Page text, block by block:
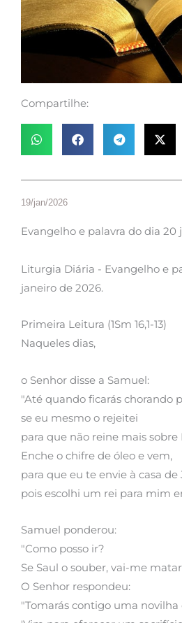
Compartilhe:
19/jan/2026
Evangelho e palavra do dia 20
Liturgia Diária - Evangelho e
janeiro de 2026.
Primeira Leitura (1Sm 16,1-13)
Naqueles dias,
o Senhor disse a Samuel:
"Até quando ficarás chorando
se eu mesmo o rejeitei
para que não reine mais sobre
Enche o chifre de óleo e vem,
para que eu te envie à casa de
pois escolhi um rei para mim
Samuel ponderou:
"Como posso ir?
Se Saul o souber, vai-me
O Senhor respondeu:
"Tomarás contigo uma novilha